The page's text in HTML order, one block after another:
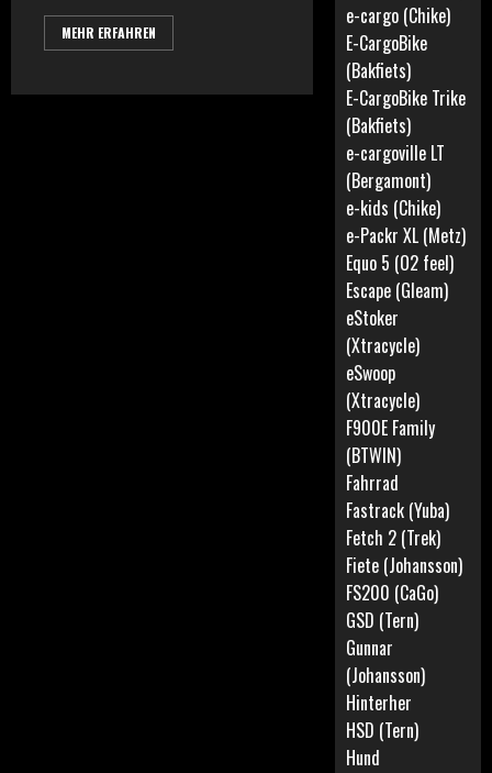
MEHR ERFAHREN
e-cargo (Chike)
E-CargoBike
(Bakfiets)
E-CargoBike Trike
(Bakfiets)
e-cargoville LT
(Bergamont)
e-kids (Chike)
e-Packr XL (Metz)
Equo 5 (O2 feel)
Escape (Gleam)
eStoker
(Xtracycle)
eSwoop
(Xtracycle)
F900E Family
(BTWIN)
Fahrrad
Fastrack (Yuba)
Fetch 2 (Trek)
Fiete (Johansson)
FS200 (CaGo)
GSD (Tern)
Gunnar
(Johansson)
Hinterher
HSD (Tern)
Hund